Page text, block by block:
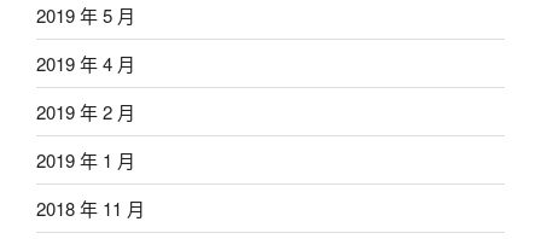
2019 年 5 月
2019 年 4 月
2019 年 2 月
2019 年 1 月
2018 年 11 月